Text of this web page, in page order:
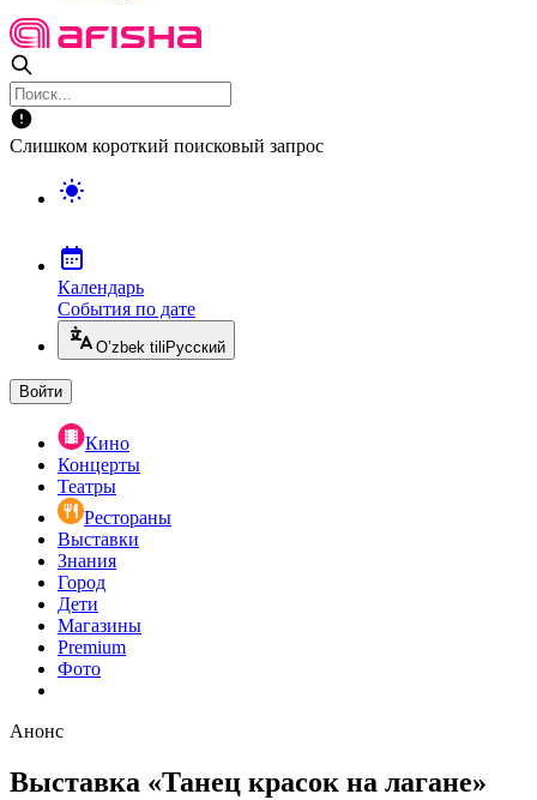
Слишком короткий поисковый запрос
Календарь
События по дате
O’zbek tili Русский
Войти
Кино
Концерты
Театры
Рестораны
Выставки
Знания
Город
Дети
Магазины
Premium
Фото
Анонс
Выставка «Танец красок на лагане»